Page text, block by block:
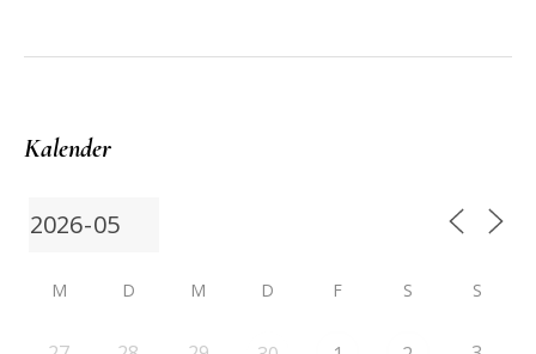
Kalender
M D M D F S S